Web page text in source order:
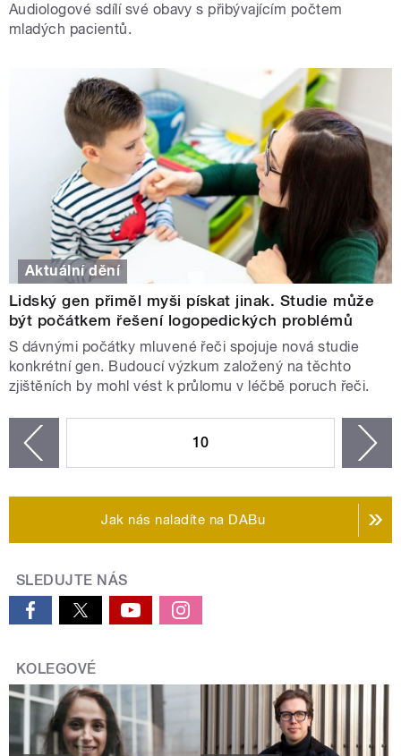
Audiologové sdílí své obavy s přibývajícím počtem
mladých pacientů.
Aktuální dění
Lidský gen přiměl myši pískat jinak. Studie může
být počátkem řešení logopedických problémů
S dávnými počátky mluvené řeči spojuje nová studie
konkrétní gen. Budoucí výzkum založený na těchto
zjištěních by mohl vést k průlomu v léčbě poruch řeči.
10
Jak nás naladíte na DABu
SLEDUJTE NÁS
KOLEGOVÉ